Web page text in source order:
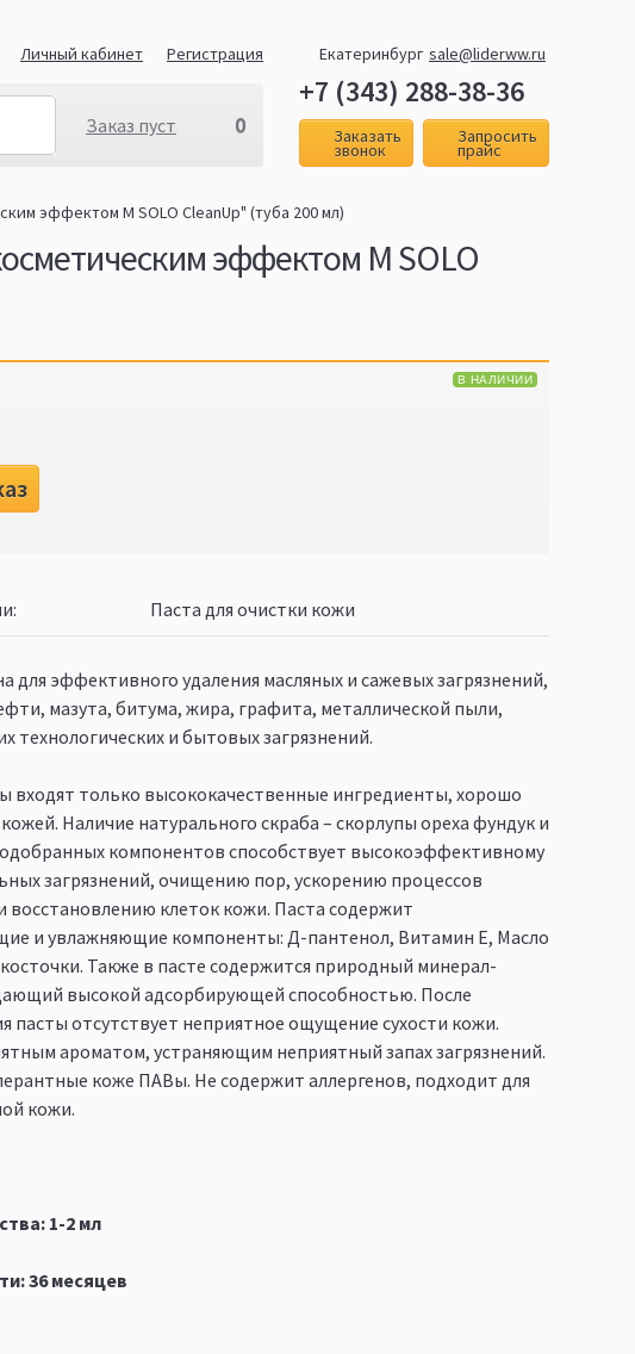
Личный кабинет Регистрация
Заказ пуст 0
Екатеринбург sale@liderww.ru
+7 (343) 288-38-36
Заказать
звонок
Запросить
прайс
эффектом M SOLO CleanUp" (туба 200 мл)
эффектом M SOLO
В НАЛИЧИИ
Паста для очистки кожи
для эффективного удаления масляных и сажевых загрязнений,
мазута, битума, жира, графита, металлической пыли,
технологических и бытовых загрязнений.
входят только высококачественные ингредиенты, хорошо
Наличие натурального скраба – скорлупы ореха фундук и
компонентов способствует высокоэффективному
загрязнений, очищению пор, ускорению процессов
восстановлению клеток кожи. Паста содержит
и увлажняющие компоненты: Д-пантенол, Витамин Е, Масло
Также в пасте содержится природный минерал-
высокой адсорбирующей способностью. После
пасты отсутствует неприятное ощущение сухости кожи.
ароматом, устраняющим неприятный запах загрязнений.
коже ПАВы. Не содержит аллергенов, подходит для
кожи.
1-2 мл
36 месяцев